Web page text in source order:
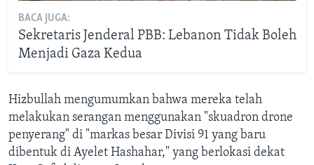
BACA JUGA:
Sekretaris Jenderal PBB: Lebanon Tidak Boleh
Menjadi Gaza Kedua
Hizbullah mengumumkan bahwa mereka telah
melakukan serangan menggunakan "skuadron drone
penyerang" di "markas besar Divisi 91 yang baru
dibentuk di Ayelet Hashahar," yang berlokasi dekat